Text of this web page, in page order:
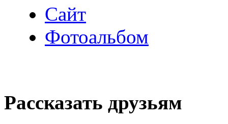
Сайт
Фотоальбом
Рассказать друзьям